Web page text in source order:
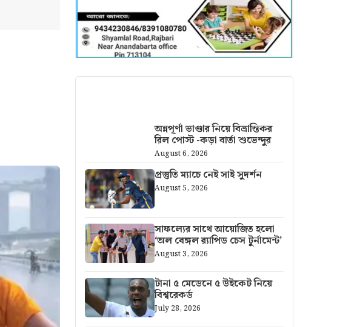
অন্নপূর্ণা ভাণ্ডার নিয়ে বিভ্রান্তিকর
রিল পোস্ট -কড়া বার্তা শুভেন্দুর
August 6, 2026
প্রস্তুতি ম্যাচে নেই সাই সুদর্শন
August 5, 2026
সাফল্যের সাথে আয়োজিত হলো
‘অল বেঙ্গল র‍্যাপিড চেস টুর্নামেন্ট’
August 3, 2026
টানা ৫ মেডেনে ৫ উইকেট নিয়ে
বিশ্বরেকর্ড
July 28, 2026